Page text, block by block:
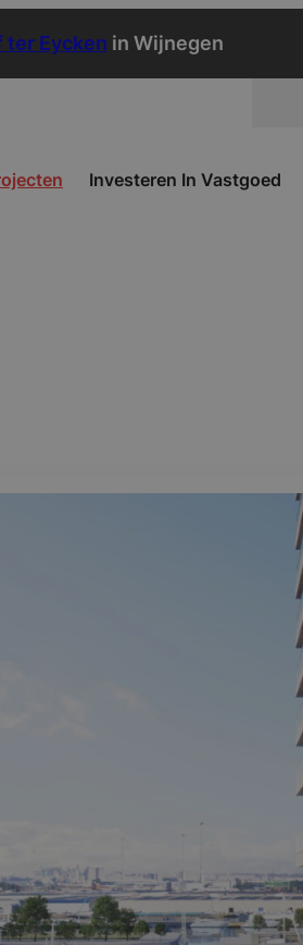
ter Eycken in Wijnegen
Investeren In Vastgoed